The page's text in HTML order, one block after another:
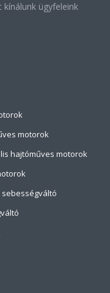
kínálunk ügyfeleink
motorok
hajtóműves motorok